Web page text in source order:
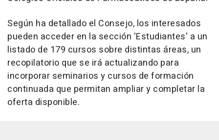
Según ha detallado el Consejo, los interesados
pueden acceder en la sección 'Estudiantes' a un
listado de 179 cursos sobre distintas áreas, un
recopilatorio que se irá actualizando para
incorporar seminarios y cursos de formación
continuada que permitan ampliar y completar la
oferta disponible.